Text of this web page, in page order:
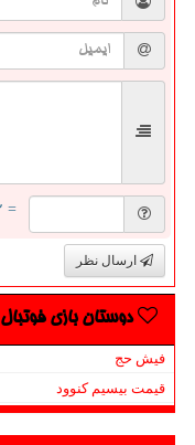
= ۲ بعلاوه ۱
ارسال نظر
دوستان بازی فوتبال
فیش حج
قیمت بیسیم کنوود